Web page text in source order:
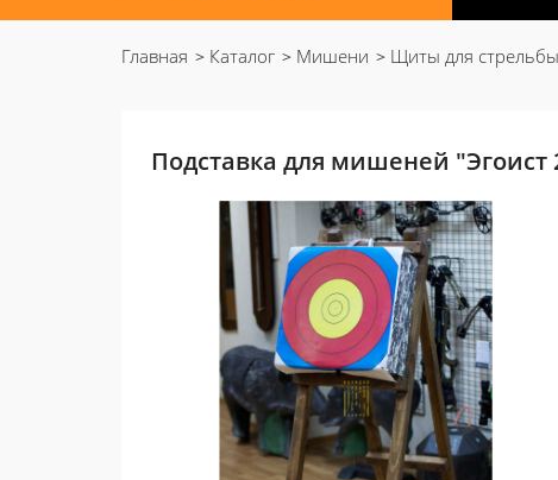
Главная Каталог Мишени Щиты для
Подставка для мишеней "Эгоист